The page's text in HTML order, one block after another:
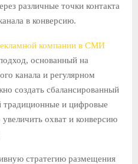
различные точки контакта
в конверсию.
компании в СМИ
основанный на
канала и регулярном
создать сбалансированный
и цифровые
охват и конверсию
стратегию размещения